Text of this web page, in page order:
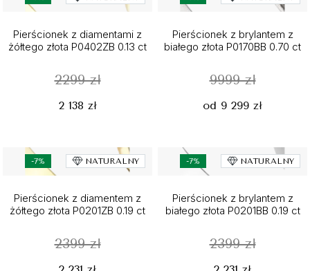
Pierścionek z diamentami z
żółtego złota P0402ZB 0.13 ct
2299 zł
2 138 zł
Pierścionek z brylantem z
białego złota P0170BB 0.70 ct
9999 zł
od 9 299 zł
-7% NATURALNY
Pierścionek z diamentem z
żółtego złota P0201ZB 0.19 ct
2399 zł
-7% NATURALNY
Pierścionek z brylantem z
białego złota P0201BB 0.19 ct
2399 zł